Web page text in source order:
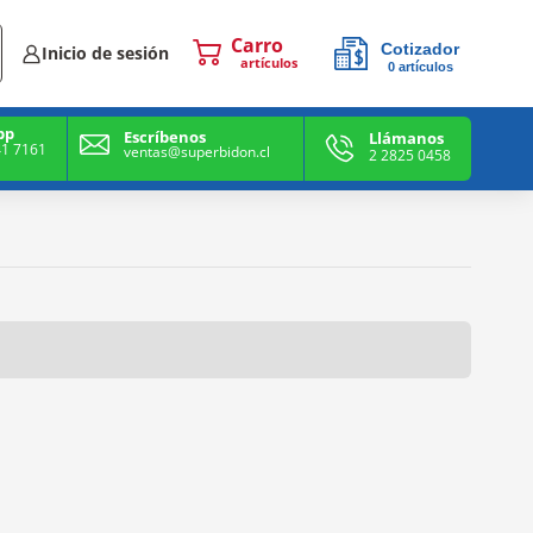
Inicio de sesión artículos
Cotizador
0artículos
7161
Escríbenos
ventas@superbidon.cl
Llámanos
2 2825 0458